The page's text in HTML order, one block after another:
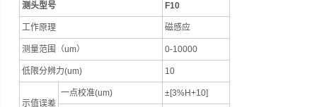
测头型号 F10
工作原理 磁感应
测量范围（um） 0-10000
低限分辨力(um) 10
示值误差
一点校准(um) ±[3%H+10]